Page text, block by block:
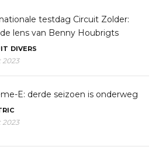
testdag Circuit Zolder:
lens van Benny Houbrigts
DIVERS
2023
E: derde seizoen is onderweg
2023